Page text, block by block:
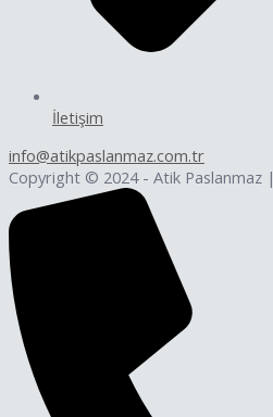
İletişim
info@atikpaslanmaz.com.tr
Copyright © 2024 - Atik Paslanmaz